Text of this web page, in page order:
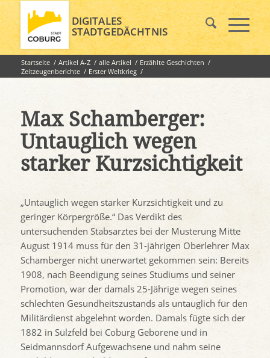
DIGITALES
STADTGEDÄCHTNIS
Startseite / Artikel A-Z / alle Artikel / Erzählte Geschichten /
Zeitzeugenberichte / Erster Weltkrieg /
Max Schamberger: Untauglich wegen starker Kurzsichtigkeit
Max Schamberger:
Untauglich wegen
starker Kurzsichtigkeit
„Untauglich wegen starker Kurzsichtigkeit und zu
geringer Körpergröße.“ Das Verdikt des
untersuchenden Stabsarztes bei der Musterung Mitte
August 1914 muss für den 31-jährigen Oberlehrer Max
Schamberger nicht unerwartet gekommen sein: Bereits
1908, nach Beendigung seines Studiums und seiner
Promotion, war der damals 25-Jährige wegen seines
schlechten Gesundheitszustands als untauglich für den
Militärdienst abgelehnt worden. Damals fügte sich der
1882 in Sülzfeld bei Coburg Geborene und in
Seidmannsdorf Aufgewachsene und nahm seine